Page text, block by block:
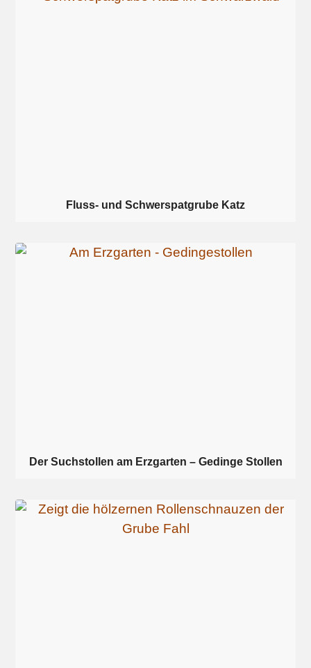
Fluss- und Schwerspatgrube Katz
Der Suchstollen am Erzgarten – Gedinge Stollen